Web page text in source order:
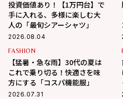
投資価値あり！【1万円台】で
手に入れる、多様に楽しむ大
人の「最旬シアーシャツ」
2026.08.04
FASHION
【猛暑・急な雨】30代の夏は
これで乗り切る！快適さを味
方にする「コスパ機能服」
2026.07.31